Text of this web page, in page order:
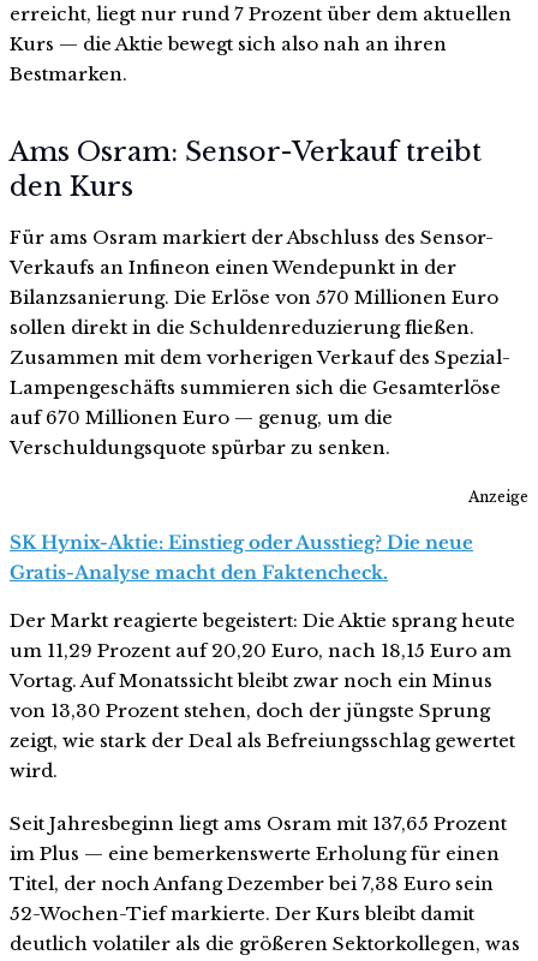
erreicht, liegt nur rund 7 Prozent über dem aktuellen
Kurs — die Aktie bewegt sich also nah an ihren
Bestmarken.
Ams Osram: Sensor-Verkauf treibt
den Kurs
Für ams Osram markiert der Abschluss des Sensor-
Verkaufs an Infineon einen Wendepunkt in der
Bilanzsanierung. Die Erlöse von 570 Millionen Euro
sollen direkt in die Schuldenreduzierung fließen.
Zusammen mit dem vorherigen Verkauf des Spezial-
Lampengeschäfts summieren sich die Gesamterlöse
auf 670 Millionen Euro — genug, um die
Verschuldungsquote spürbar zu senken.
Anzeige
SK Hynix-Aktie: Einstieg oder Ausstieg? Die neue
Gratis-Analyse macht den Faktencheck.
Der Markt reagierte begeistert: Die Aktie sprang heute
um 11,29 Prozent auf 20,20 Euro, nach 18,15 Euro am
Vortag. Auf Monatssicht bleibt zwar noch ein Minus
von 13,30 Prozent stehen, doch der jüngste Sprung
zeigt, wie stark der Deal als Befreiungsschlag gewertet
wird.
Seit Jahresbeginn liegt ams Osram mit 137,65 Prozent
im Plus — eine bemerkenswerte Erholung für einen
Titel, der noch Anfang Dezember bei 7,38 Euro sein
52-Wochen-Tief markierte. Der Kurs bleibt damit
deutlich volatiler als die größeren Sektorkollegen, was